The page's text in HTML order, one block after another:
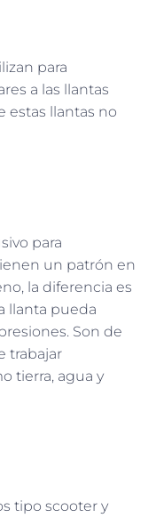
para
a las llantas
estas llantas no
para
un patrón en
la diferencia es
llanta pueda
Son de
trabajar
tierra, agua y
tipo scooter y